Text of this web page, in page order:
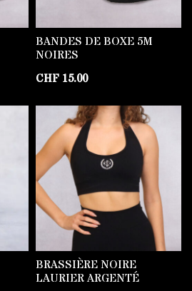
BANDES DE BOXE 5M
NOIRES
CHF 15.00
BRASSIÈRE NOIRE
LAURIER ARGENTÉ